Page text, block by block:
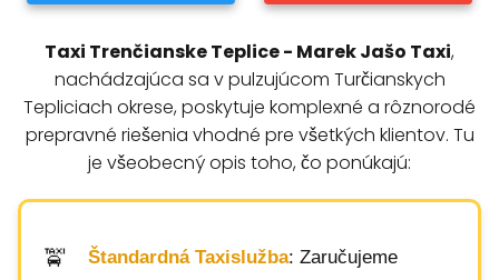
Taxi Trenčianske Teplice - Marek Jašo Taxi,
nachádzajúca sa v pulzujúcom Turčianskych
Tepliciach okrese, poskytuje komplexné a rôznorodé
prepravné riešenia vhodné pre všetkých klientov. Tu
je všeobecný opis toho, čo ponúkajú:
Štandardná Taxislužba: Zaručujeme